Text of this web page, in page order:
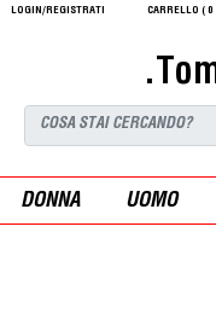
LOGIN/REGISTRATI CARRELLO ( 0
DONNA UOMO